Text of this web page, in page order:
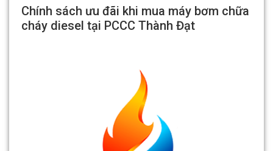
Chính sách ưu đãi khi mua máy bơm chữa
cháy diesel tại PCCC Thành Đạt